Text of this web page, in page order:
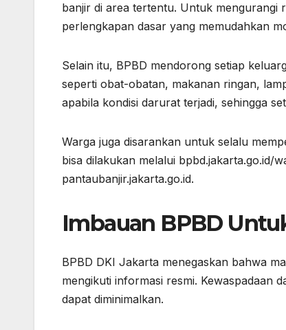
banjir di area tertentu. Untuk mengurangi
perlengkapan dasar yang memudahkan
Selain itu, BPBD mendorong setiap
seperti obat-obatan, makanan ringan,
apabila kondisi darurat terjadi, sehingga
Warga juga disarankan untuk selalu
bisa dilakukan melalui bpbd.jakarta.go.id/
pantaubanjir.jakarta.go.id.
Imbauan BPBD
BPBD DKI Jakarta menegaskan bahwa
mengikuti informasi resmi. Kewaspadaan
dapat diminimalkan.